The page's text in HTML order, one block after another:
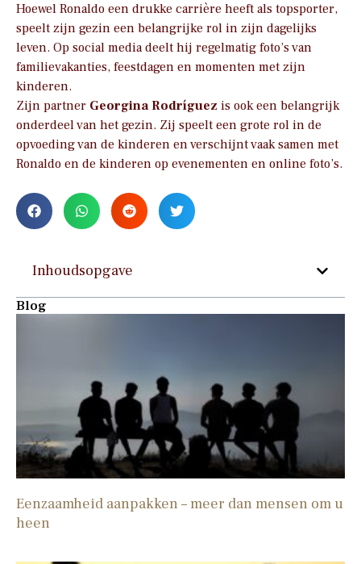
Hoewel Ronaldo een drukke carrière heeft als topsporter,
speelt zijn gezin een belangrijke rol in zijn dagelijks
leven. Op social media deelt hij regelmatig foto’s van
familievakanties, feestdagen en momenten met zijn
kinderen.
Zijn partner Georgina Rodríguez is ook een belangrijk
onderdeel van het gezin. Zij speelt een grote rol in de
opvoeding van de kinderen en verschijnt vaak samen met
Ronaldo en de kinderen op evenementen en online foto’s.
Inhoudsopgave
Blog
Eenzaamheid aanpakken – meer dan mensen om u
heen